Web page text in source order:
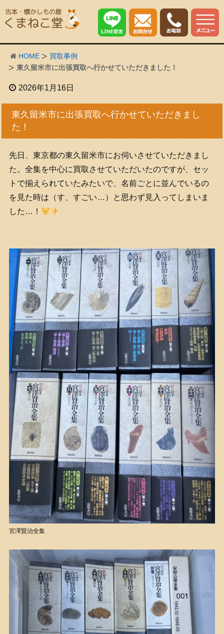
HOME
買取事例
東久留米市に出張買取へ行かせていただきました！
2026年1月16日
東久留米市に出張買取へ行かせていただきまし
た！
先日、東京都の東久留米市にお伺いさせていただきまし
た。全集を中心に買取させていただいたのですが、セッ
トで揃えられていたみたいで、名前ごとに並んでいるの
を見た時は（す、すごい…）と思わず見入ってしまいま
した…！
宮澤賢治全集